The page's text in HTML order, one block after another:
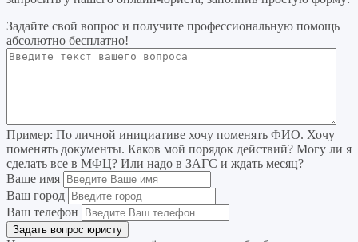
Задайте свой вопрос и получите профессиональную помощь
абсолютно бесплатно!
Пример: По личной инициативе хочу поменять ФИО. Хочу
поменять документы. Каков мой порядок действий? Могу ли я
сделать все в МФЦ? Или надо в ЗАГС и ждать месяц?
Ваше имя
Ваш город
Ваш телефон